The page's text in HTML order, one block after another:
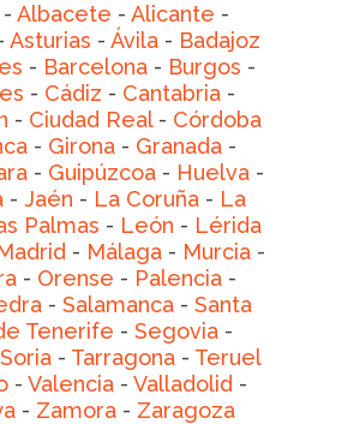
- Albacete - Alicante -
Asturias - Ávila - Badajoz
- Barcelona- Burgos -
- Cádiz - Cantabria-
- Ciudad Real- Córdoba
- Girona- Granada-
- Guipúzcoa - Huelva -
- Jaén - La Coruña- La
Palmas - León - Lérida
- Málaga- Murcia-
- Orense - Palencia-
- Salamanca- Santa
Tenerife - Segovia-
Soria- Tarragona- Teruel
- Valencia - Valladolid -
- Zamora- Zaragoza